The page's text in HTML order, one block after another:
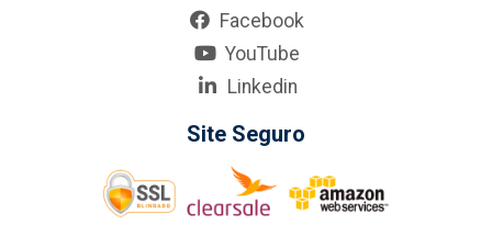
Facebook
YouTube
Linkedin
Site Seguro